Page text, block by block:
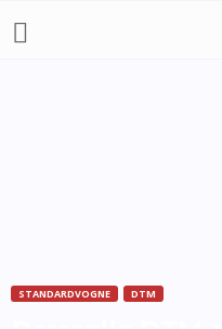
STANDARDVOGNE DTM